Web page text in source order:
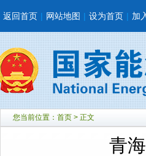
返回首页 | 网站地图 | 设为首页 | 加
您当前位置： 首页 > 正文
青